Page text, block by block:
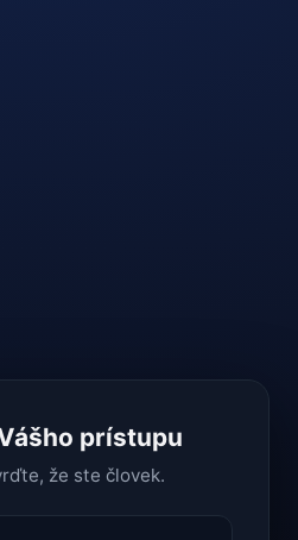
prístupu
že ste človek.